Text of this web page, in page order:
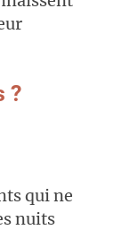
?
qui ne
nuits